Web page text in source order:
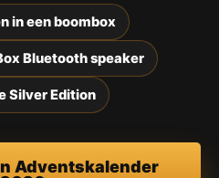
in een boombox
Bluetooth speaker
Silver Edition
Adventskalender